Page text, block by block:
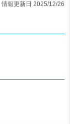
情報更新日 2025/12/26